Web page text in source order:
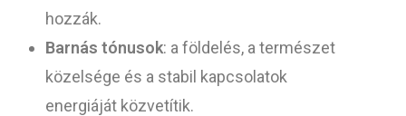
hozzák.
Barnás tónusok: a földelés, a természet
közelsége és a stabil kapcsolatok
energiáját közvetítik.